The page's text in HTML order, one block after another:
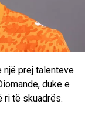
një prej talenteve
duke e
ri të skuadrës.